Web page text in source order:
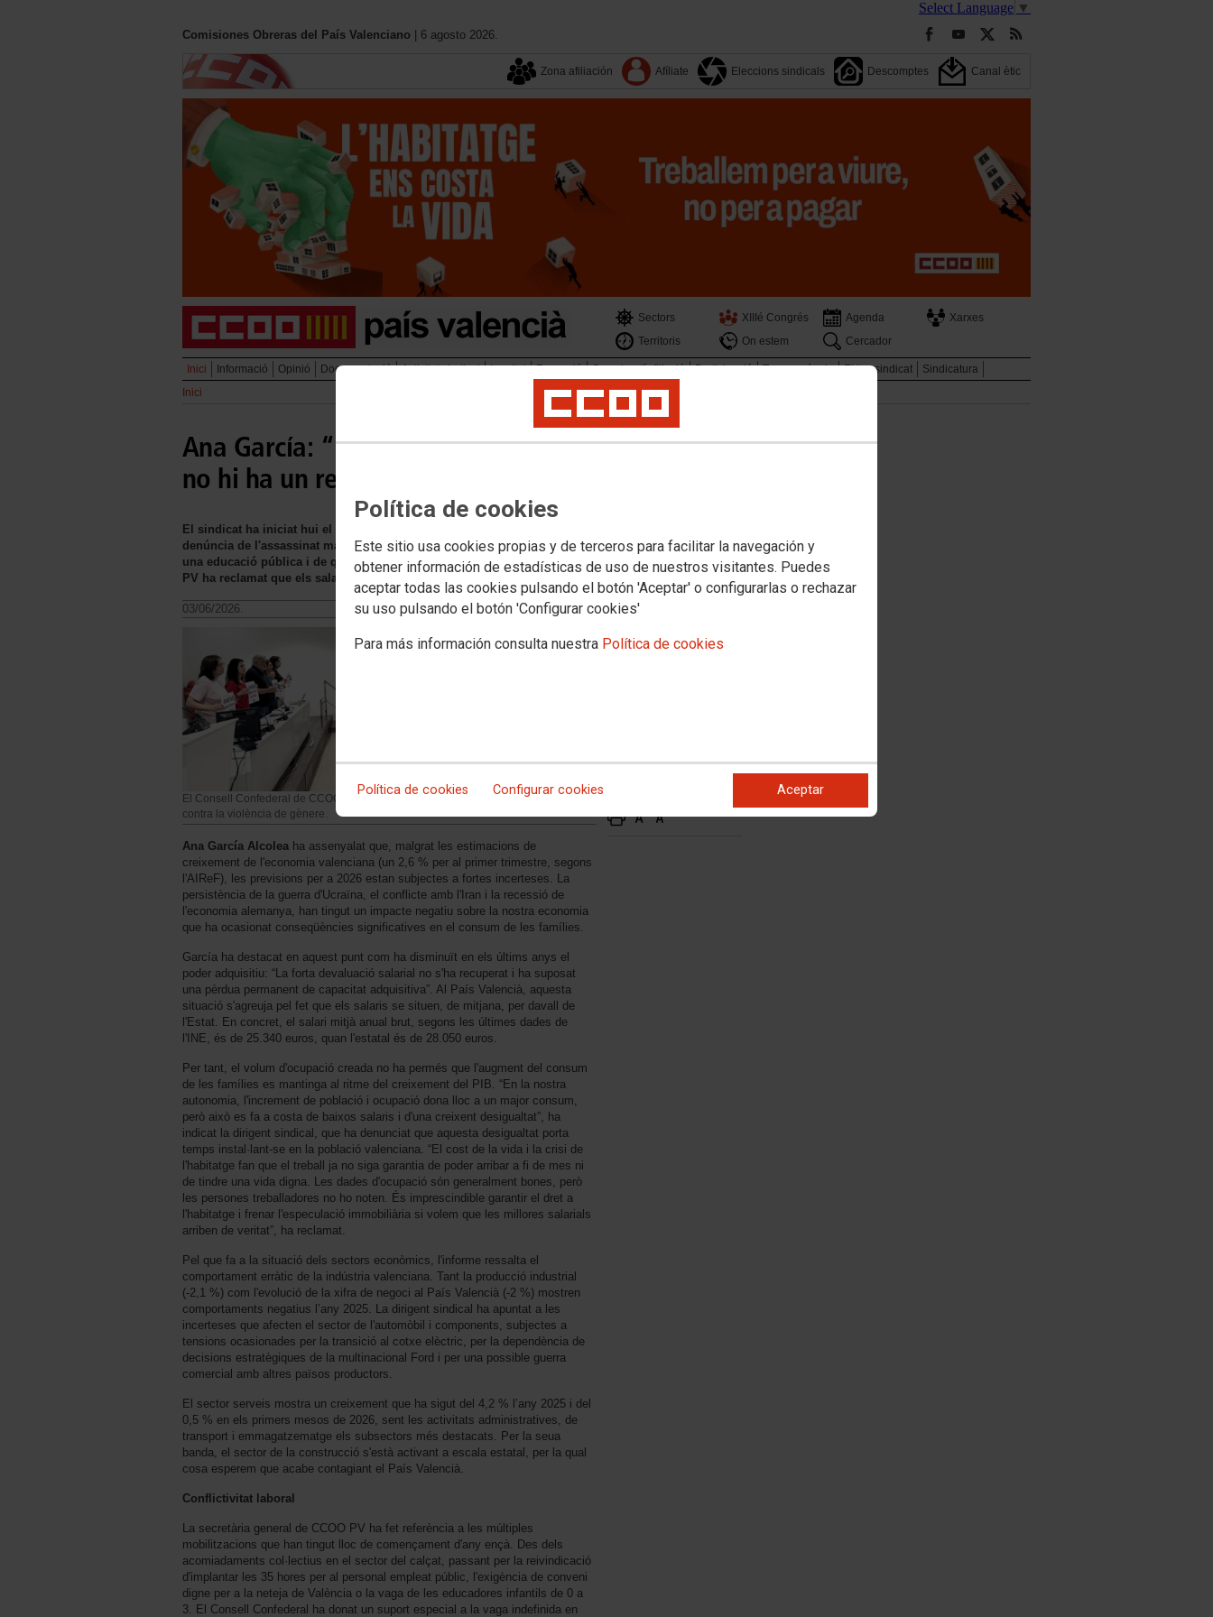
Política de cookies
Este sitio usa cookies propias y de terceros para facilitar la navegación y
obtener información de estadísticas de uso de nuestros visitantes. Puedes
aceptar todas las cookies pulsando el botón 'Aceptar' o configurarlas o rechazar
su uso pulsando el botón 'Configurar cookies'
Para más información consulta nuestra Política de cookies
Política de cookies Configurar cookies Aceptar
Select Language ▼
Comisiones Obreras del País Valenciano | 6 agosto 2026.
Zona afiliación Afíliate Eleccions sindicals Descomptes Canal ètic
Sectors XIIIé Congrés Agenda
Xarxes
Territoris
On estem Cercador
Inici Informació Opinió Documentació Activitat sindical Igualtat Formació Serveis a l´afiliació Participació Transparència El teu sindicat
Sindicatura
Inici
Ana García: “La conflictivitat laboral seguirà si
no hi ha un repartiment més just de la riquesa”
El sindicat ha iniciat hui el seu Consell Confederal, màxim òrgan entre congressos, amb la
denúncia de l'assassinat masclista de Callosa de Segura i el suport tancat a la vaga indefinida per
una educació pública i de qualitat. En el seu informe de conjuntura, la secretària general de CCOO
PV ha reclamat que els salaris guanyen pes i permeten tindre “una vida digna”.
03/06/2026.
El Consell Confederal de CCOO PV exigeix l'activació immediata del Pacte valencià
contra la violència de gènere.
Ana García Alcolea ha assenyalat que, malgrat les estimacions de
creixement de l'economia valenciana (un 2,6 % per al primer trimestre, segons
l'AIReF), les previsions per a 2026 estan subjectes a fortes incerteses. La
persistència de la guerra d'Ucraïna, el conflicte amb l'Iran i la recessió de
l'economia alemanya, han tingut un impacte negatiu sobre la nostra economia
que ha ocasionat conseqüències significatives en el consum de les famílies.
García ha destacat en aquest punt com ha disminuït en els últims anys el
poder adquisitiu: “La forta devaluació salarial no s'ha recuperat i ha suposat
una pèrdua permanent de capacitat adquisitiva”. Al País Valencià, aquesta
situació s'agreuja pel fet que els salaris se situen, de mitjana, per davall de
l'Estat. En concret, el salari mitjà anual brut, segons les últimes dades de
l'INE, és de 25.340 euros, quan l'estatal és de 28.050 euros.
Per tant, el volum d'ocupació creada no ha permés que l'augment del consum
de les famílies es mantinga al ritme del creixement del PIB. “En la nostra
autonomia, l'increment de població i ocupació dona lloc a un major consum,
però això es fa a costa de baixos salaris i d'una creixent desigualtat”, ha
indicat la dirigent sindical, que ha denunciat que aquesta desigualtat porta
temps instal·lant-se en la població valenciana. “El cost de la vida i la crisi de
l'habitatge fan que el treball ja no siga garantia de poder arribar a fi de mes ni
de tindre una vida digna. Les dades d'ocupació són generalment bones, però
les persones treballadores no ho noten. És imprescindible garantir el dret a
l'habitatge i frenar l'especulació immobiliària si volem que les millores salarials
arriben de veritat”, ha reclamat.
Pel que fa a la situació dels sectors econòmics, l'informe ressalta el
comportament erràtic de la indústria valenciana. Tant la producció industrial
(-2,1 %) com l'evolució de la xifra de negoci al País Valencià (-2 %) mostren
comportaments negatius l’any 2025. La dirigent sindical ha apuntat a les
incerteses que afecten el sector de l'automòbil i components, subjectes a
tensions ocasionades per la transició al cotxe elèctric, per la dependència de
decisions estratègiques de la multinacional Ford i per una possible guerra
comercial amb altres països productors.
El sector serveis mostra un creixement que ha sigut del 4,2 % l’any 2025 i del
0,5 % en els primers mesos de 2026, sent les activitats administratives, de
transport i emmagatzematge els subsectors més destacats. Per la seua
banda, el sector de la construcció s'està activant a escala estatal, per la qual
cosa esperem que acabe contagiant el País Valencià.
Conflictivitat laboral
La secretària general de CCOO PV ha fet referència a les múltiples
mobilitzacions que han tingut lloc de començament d'any ençà. Des dels
acomiadaments col·lectius en el sector del calçat, passant per la reivindicació
d'implantar les 35 hores per al personal empleat públic, l'exigència de conveni
digne per a la neteja de València o la vaga de les educadores infantils de 0 a
3. El Consell Confederal ha donat un suport especial a la vaga indefinida en